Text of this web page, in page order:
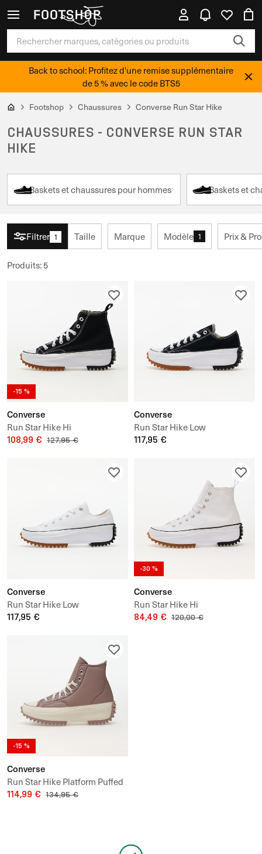
Back to school: Profitez d'une remise supplémentaire
de 5 % avec le code BTS5
Footshop Chaussures Converse Run Star Hike
CHAUSSURES - CONVERSE RUN STAR
HIKE
Baskets et chaussures pour hommes Baskets et
Filtrer 1 Taille Marque Modèle 1 Prix &
Produits: 5
-15 %
Converse
Run Star Hike Hi
108,99 € 127,95 €
Converse
Run Star Hike Low
117,95 €
Converse
Run Star Hike Low
117,95 €
-30 %
Converse
Run Star Hike Hi
84,49 € 120,00 €
-15 %
Converse
Run Star Hike Platform Puffed
Up
114,99 € 134,95 €